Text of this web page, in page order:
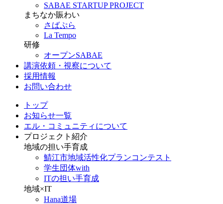
SABAE STARTUP PROJECT
まちなか賑わい
さばぷら
La Tempo
研修
オープンSABAE
講演依頼・視察について
採用情報
お問い合わせ
トップ
お知らせ一覧
エル・コミュニティについて
プロジェクト紹介
地域の担い手育成
鯖江市地域活性化プランコンテスト
学生団体with
ITの担い手育成
地域×IT
Hana道場